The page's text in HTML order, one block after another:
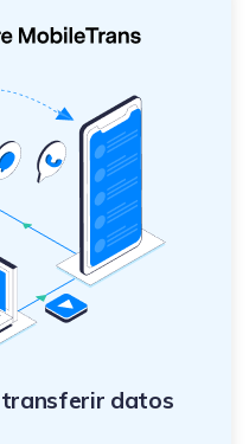
transferir datos